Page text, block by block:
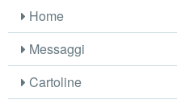
Home
Messaggi
Cartoline